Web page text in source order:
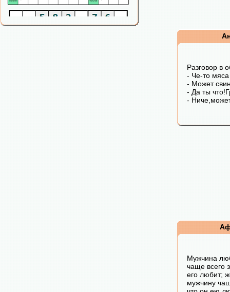
Разговор в
- Че-то мяса
- Может
- Да ты
-
Мужчина
чаще всего
его любит;
мужчину